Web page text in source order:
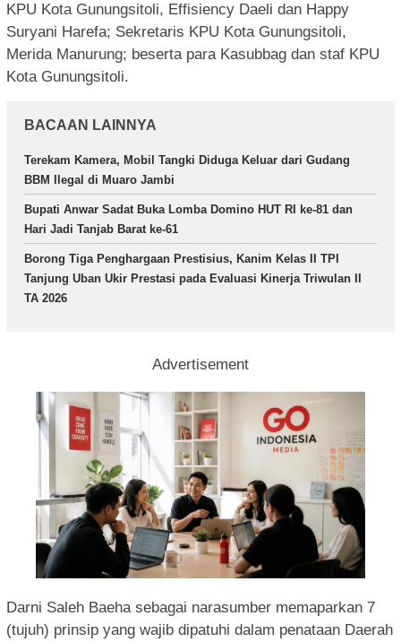
KPU Kota Gunungsitoli, Effisiency Daeli dan Happy
Suryani Harefa; Sekretaris KPU Kota Gunungsitoli,
Merida Manurung; beserta para Kasubbag dan staf KPU
Kota Gunungsitoli.
BACAAN LAINNYA
Terekam Kamera, Mobil Tangki Diduga Keluar dari Gudang
BBM Ilegal di Muaro Jambi
Bupati Anwar Sadat Buka Lomba Domino HUT RI ke-81 dan
Hari Jadi Tanjab Barat ke-61
Borong Tiga Penghargaan Prestisius, Kanim Kelas II TPI
Tanjung Uban Ukir Prestasi pada Evaluasi Kinerja Triwulan II
TA 2026
Advertisement
Darni Saleh Baeha sebagai narasumber memaparkan 7
(tujuh) prinsip yang wajib dipatuhi dalam penataan Daerah